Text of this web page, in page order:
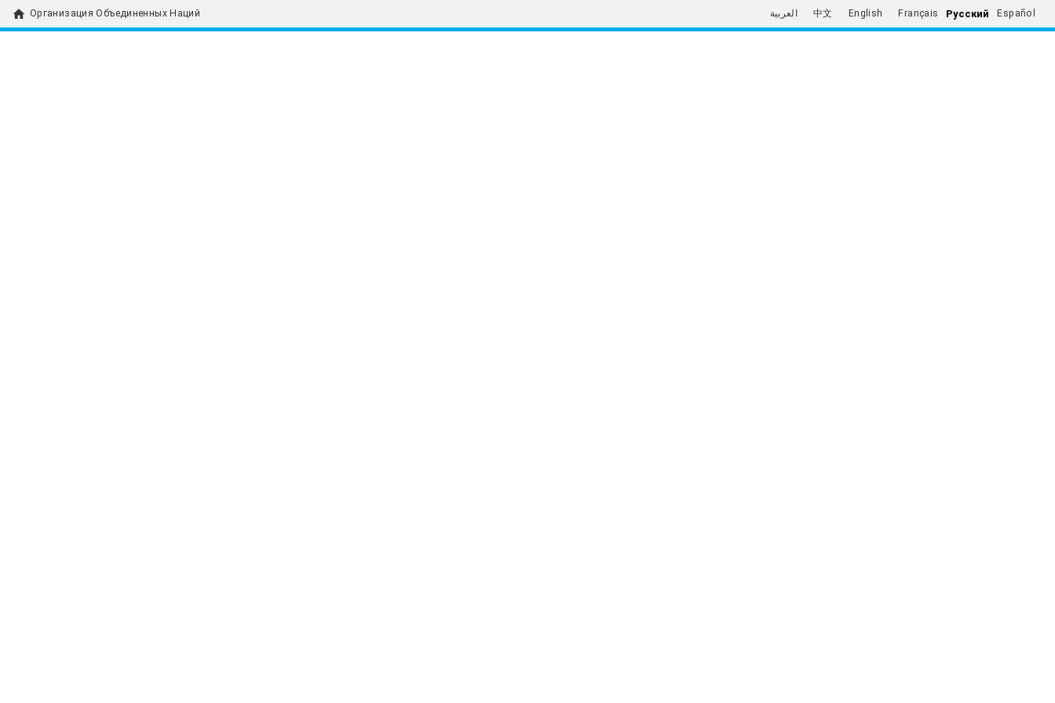
home Организация Объединенных Наций العربية 中文 English Français Русский Español